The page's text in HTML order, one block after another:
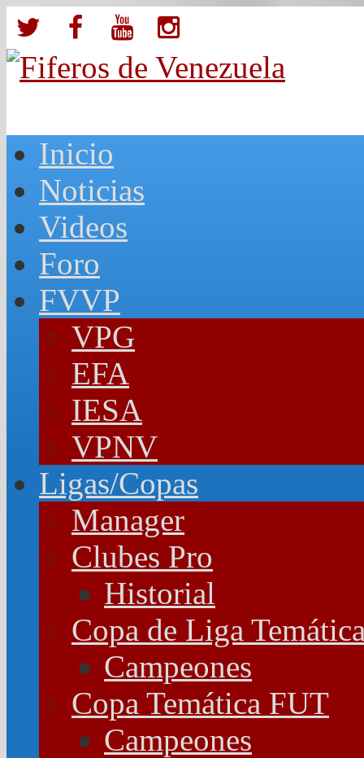
Inicio
Noticias
Videos
Foro
FVVP
VPG
EFA
IESA
VPNV
Ligas/Copas
Manager
Clubes Pro
Historial
Copa de Liga
Campeones
Copa Temática FUT
Campeones